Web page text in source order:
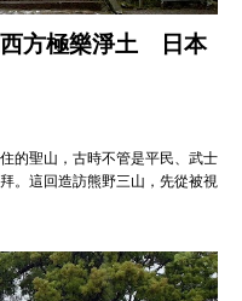
西方極樂淨土 日本
的聖山，古時不管是平民、武士
。這回造訪熊野三山，先從被視